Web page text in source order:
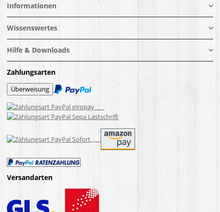
Informationen
Wissenswertes
Hilfe & Downloads
Zahlungsarten
Versandarten